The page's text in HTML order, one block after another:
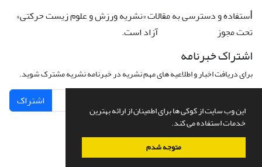
این وب سایت از کوکی ها برای اطمینان از ارائه بهترین
خدمات استفاده می کند.
متوجه شدم
استفاده و دسترسی به مقالات «نشریه ورزش و علوم زیست حرکتی»
تحت مجوز
آزاد است.
اشتراک خبرنامه
برای دریافت اخبار و اطلاعیه های مهم نشریه در خبرنامه نشریه مشترک شوید.
اشتراک
سامانه مدیریت نشریات علمی.طراحی و پیاده سازی ازسیناوب